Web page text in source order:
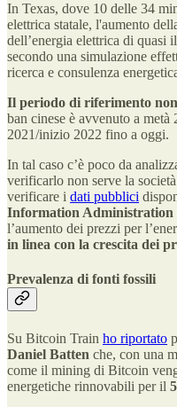
In Texas, dove 10 delle 34
elettrica statale, l'aumento
dell’energia elettrica di quasi
secondo una simulazione
ricerca e consulenza
Il periodo di riferimento
ban cinese è avvenuto a
2021/inizio 2022 fino a oggi.
In tal caso c’è poco da
verificarlo non serve la
verificare i dati pubblici
Information Administration
l’aumento dei prezzi per
in linea con la crescita dei
Prevalenza di fonti fossili
‍Su Bitcoin Train ho riportato
Daniel Batten che, con una
come il mining di Bitcoin
energetiche rinnovabili per il